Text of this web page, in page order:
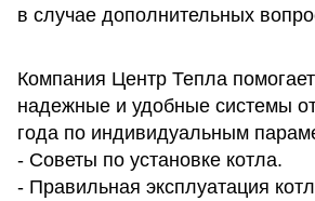
в случае дополнительных
Компания Центр Тепла
надежные и удобные системы
года по индивидуальным
- Советы по установке котла.
- Правильная эксплуатация